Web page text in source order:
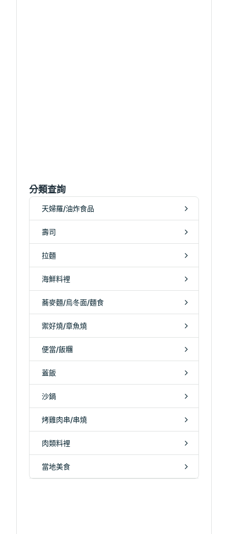
分類查詢
天婦羅/油炸食品
壽司
拉麵
海鮮料裡
蕎麥麵/烏冬面/麵食
禦好燒/章魚燒
便當/飯糰
蓋飯
沙鍋
烤雞肉串/串燒
肉類料裡
當地美食